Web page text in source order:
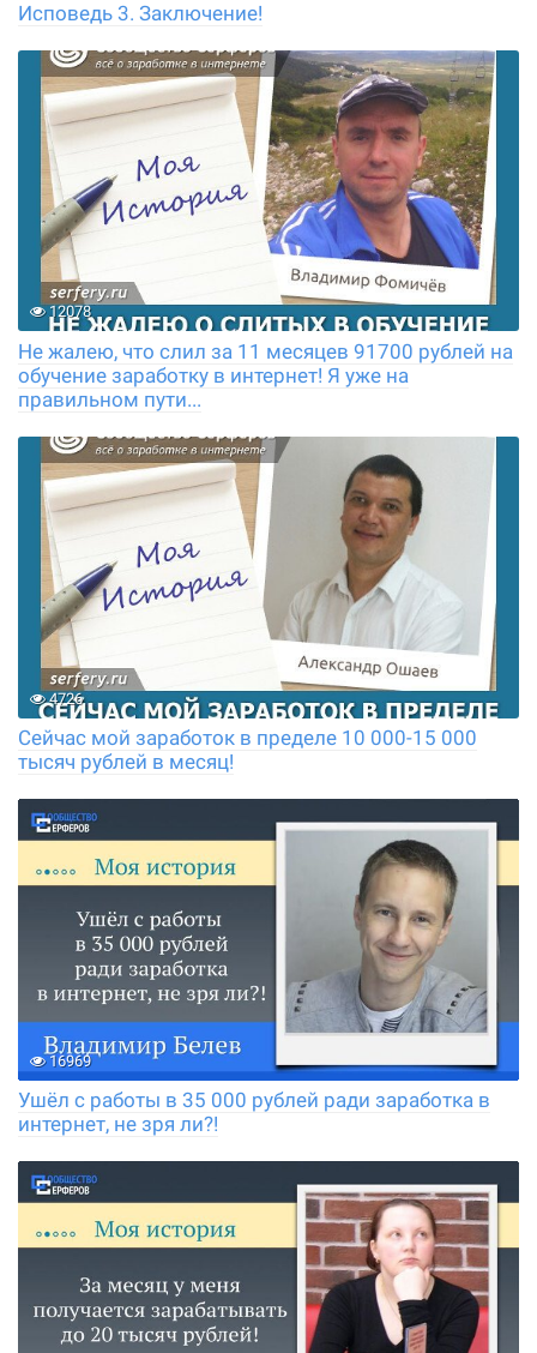
Исповедь 3. Заключение!
12078
Не жалею, что слил за 11 месяцев 91700 рублей на
обучение заработку в интернет! Я уже на
правильном пути...
4726
Сейчас мой заработок в пределе 10 000-15 000
тысяч рублей в месяц!
16969
Ушёл с работы в 35 000 рублей ради заработка в
интернет, не зря ли?!